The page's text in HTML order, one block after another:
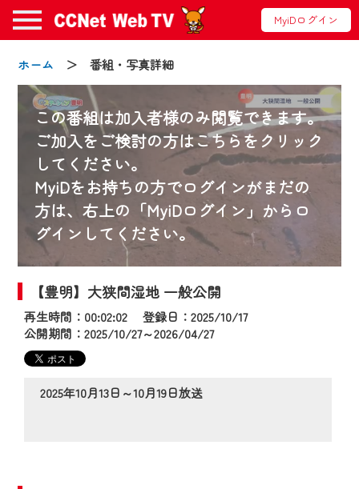
MyiDログイン
ホーム ＞ 番組・写真詳細
この番組は加入者様のみ閲覧できます。
ご加入をご検討の方はこちらをクリック
してください。
MyiDをお持ちの方でログインがまだの
方は、右上の「MyiDログイン」からロ
グインしてください。
【豊明】大狭間湿地 一般公開
再生時間：00:02:02 登録日：2025/10/17
公開期間：2025/10/27～2026/04/27
2025年10月13日～10月19日放送
お知らせ
2024/09/02
動画配信サービス『CCNet Web TV』は2024
年9月24日からリニューアルします！
【変更点】
◆デザイン変更により、お住まいの地域
の動画コンテンツが一目瞭然。
◆当社アプリやＰＣブラウザから、いつ
でも・どこでも・外出先でも！